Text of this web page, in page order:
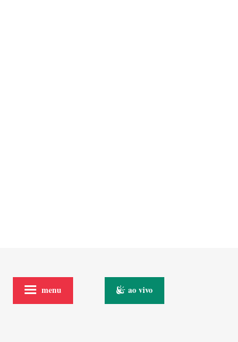
menu ao vivo